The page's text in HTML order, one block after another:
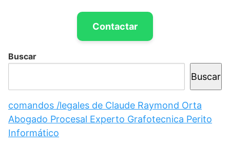
Contactar
Buscar
Buscar
comandos /legales de Claude Raymond Orta
Abogado Procesal Experto Grafotecnica Perito
Informático